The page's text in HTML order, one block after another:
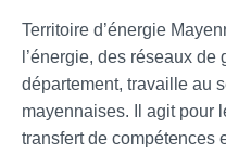
Territoire d’énergie
l’énergie, des réseaux
département, travaille au
mayennaises. Il agit pour
transfert de compétences